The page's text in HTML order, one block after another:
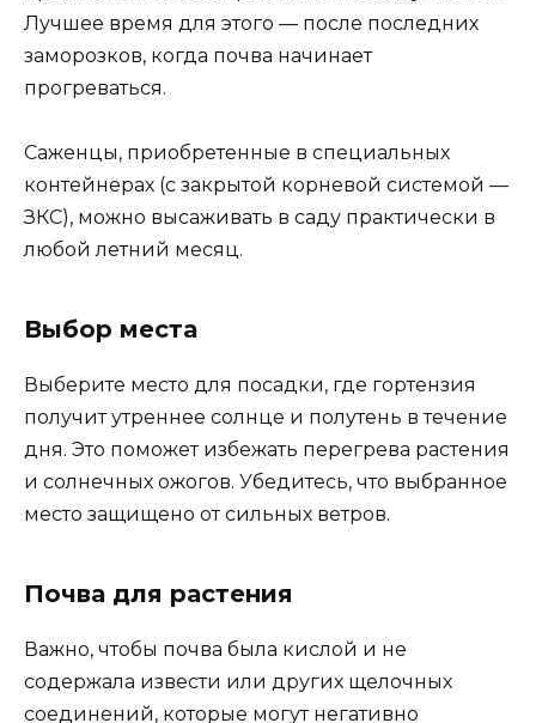
Лучшее время для этого — после последних
заморозков, когда почва начинает
прогреваться.
Саженцы, приобретенные в специальных
контейнерах (с закрытой корневой системой —
ЗКС), можно высаживать в саду практически в
любой летний месяц.
Выбор места
Выберите место для посадки, где гортензия
получит утреннее солнце и полутень в течение
дня. Это поможет избежать перегрева растения
и солнечных ожогов. Убедитесь, что выбранное
место защищено от сильных ветров.
Почва для растения
Важно, чтобы почва была кислой и не
содержала извести или других щелочных
соединений, которые могут негативно